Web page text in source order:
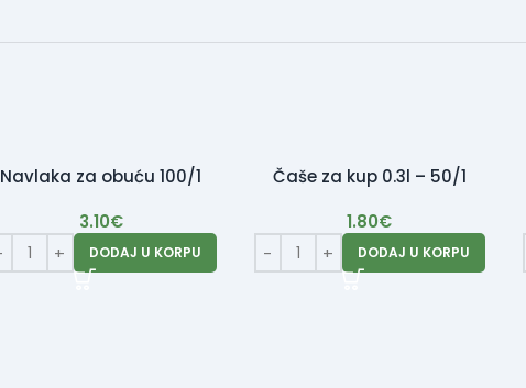
Navlaka za obuću 100/1
3.10€
DODAJ U KORPU
Čaše za kup 0.3l – 50/1
1.80€
DODAJ U KORPU